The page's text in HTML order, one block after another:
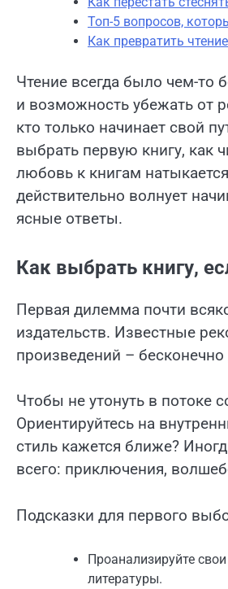
Топ-5 вопросов,
Как превратить
Чтение всегда было чем-то
и возможность убежать от
кто только начинает свой
выбрать первую книгу, как
любовь к книгам
действительно волнует
ясные ответы.
Как выбрать книгу,
Первая дилемма почти
издательств. Известные
произведений –
Чтобы не утонуть в потоке
Ориентируйтесь на
стиль кажется ближе?
всего: приключения,
Подсказки для первого
Проанализируйте
литературы.